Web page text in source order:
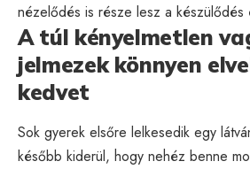
nézelődés is része lesz a készülődés
A túl kényelmetlen
jelmezek könnyen
kedvet
Sok gyerek elsőre lelkesedik egy
később kiderül, hogy nehéz benne